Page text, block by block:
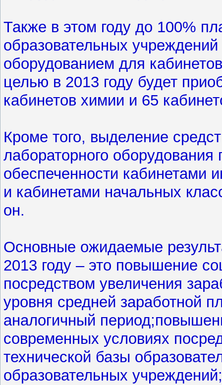
Также в этом году до 100%
образовательных
оборудованием для
целью в 2013 году будет
кабинетов химии и 65
Кроме того, выделение
лабораторного оборудования
обеспеченности кабинетами
и кабинетами начальных
он.
Основные ожидаемые
2013 году – это повышение
посредством увеличения
уровня средней заработной
аналогичный
современных условиях
технической базы
образовательных